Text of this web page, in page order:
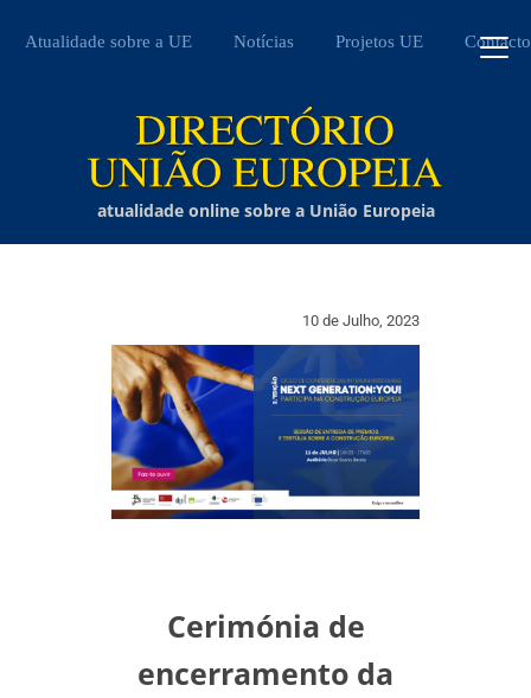
Atualidade sobre a UE Notícias Projetos UE Contacto
atualidade online sobre a União Europeia
10 de Julho, 2023
Cerimónia de
encerramento da